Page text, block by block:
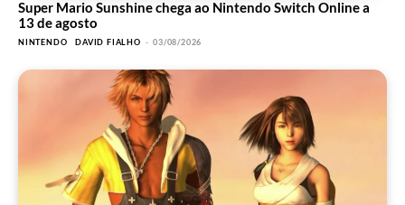
Super Mario Sunshine chega ao Nintendo Switch Online a
13 de agosto
NINTENDO DAVID FIALHO - 03/08/2026